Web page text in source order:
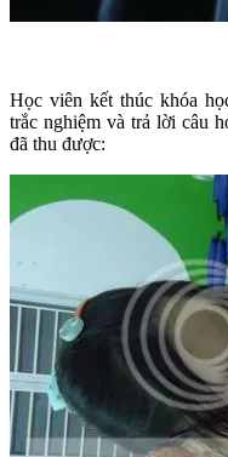
Học viên kết thúc khóa
trắc nghiệm và trả lời câu
đã thu được: